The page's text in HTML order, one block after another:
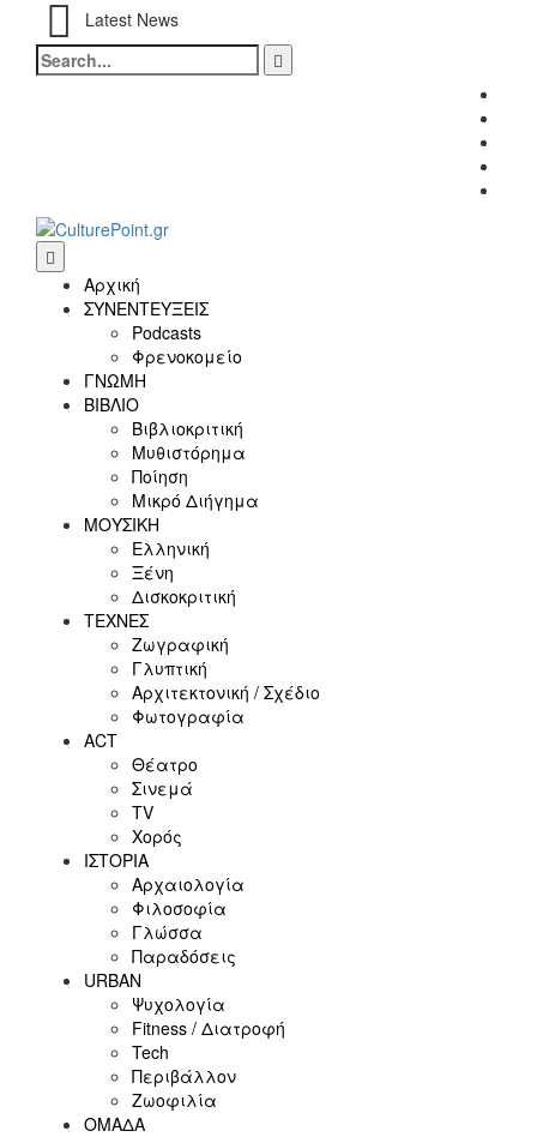
Latest News
Search
for:
Αρχική
ΣΥΝΕΝΤΕΥΞΕΙΣ
Podcasts
Φρενοκομείο
ΓΝΩΜΗ
ΒΙΒΛΙΟ
Βιβλιοκριτική
Μυθιστόρημα
Ποίηση
Μικρό Διήγημα
ΜΟΥΣΙΚΗ
Ελληνική
Ξένη
Δισκοκριτική
ΤΕΧΝΕΣ
Ζωγραφική
Γλυπτική
Αρχιτεκτονική / Σχέδιο
Φωτογραφία
ACT
Θέατρο
Σινεμά
ΤV
Χορός
ΙΣΤΟΡΙΑ
Αρχαιολογία
Φιλοσοφία
Γλώσσα
Παραδόσεις
URBAN
Ψυχολογία
Fitness / Διατροφή
Tech
Περιβάλλον
Ζωοφιλία
ΟΜΑΔΑ